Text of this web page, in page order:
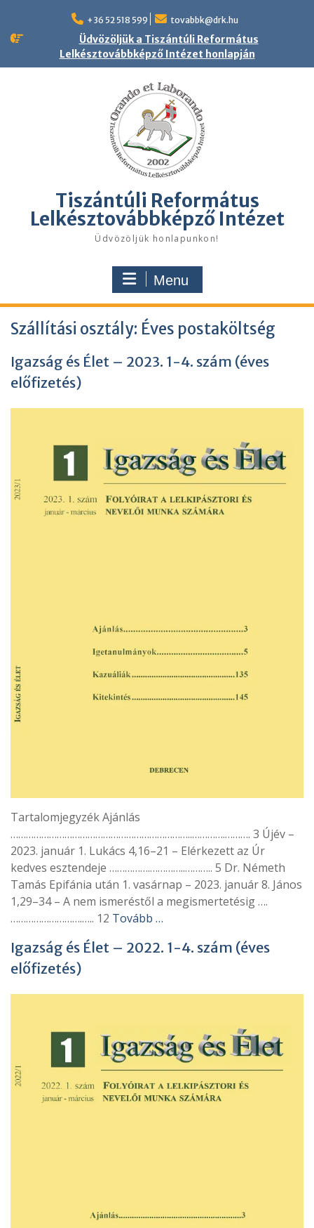
content
+36 52 518 599 tovabbk@drk.hu
Üdvözöljük a Tiszántúli Református
Lelkésztovábbképző Intézet honlapján
Tiszántúli Református
Lelkésztovábbképző Intézet
Üdvözöljük honlapunkon!
Menu
Szállítási osztály: Éves postaköltség
Igazság és Élet – 2023. 1-4. szám (éves
előfizetés)
Tartalomjegyzék Ajánlás
……………………………………………………………..………….………. 3 Újév –
2023. január 1. Lukács 4,16–21 – Elérkezett az Úr
kedves esztendeje …………….…………..……….. 5 Dr. Németh
Tamás Epifánia után 1. vasárnap – 2023. január 8. János
1,29–34 – A nem ismeréstől a megismertetésig ….
……………………….….. 12 Tovább …
Igazság és Élet – 2022. 1-4. szám (éves
előfizetés)